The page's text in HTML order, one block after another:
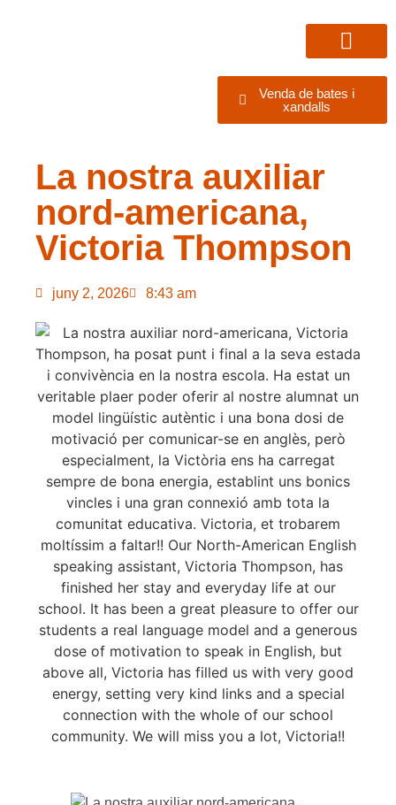
Venda de bates i
xandalls
La nostra auxiliar
nord-americana,
Victoria Thompson
juny 2, 2026 8:43 am